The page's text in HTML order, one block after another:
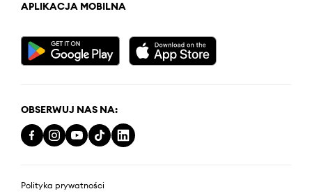
APLIKACJA MOBILNA
OBSERWUJ NAS NA:
Polityka prywatności